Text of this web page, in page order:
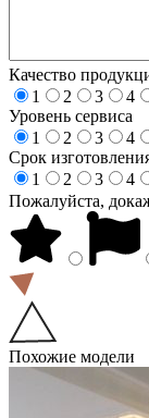
Качество
1
2 3 4
Уровень сервиса
1
2 3 4
Срок
1
2 3 4
Пожалуйста,
Похожие модели